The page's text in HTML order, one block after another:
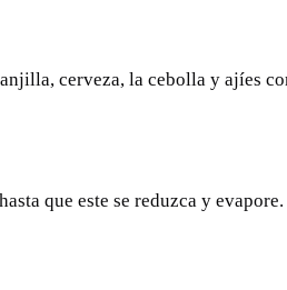
cerveza, la cebolla y ajíes
que este se reduzca y evapore.